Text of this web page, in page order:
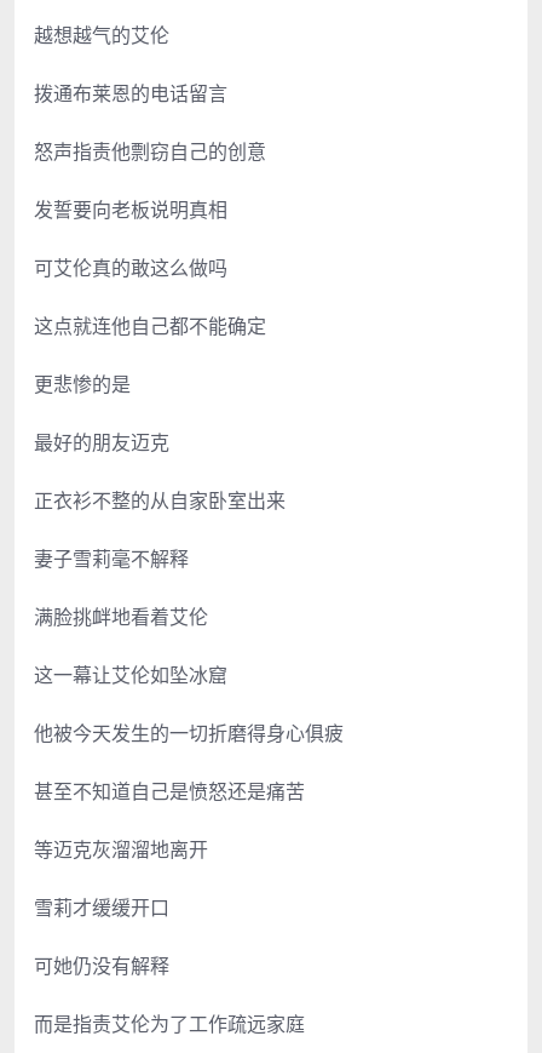
越想越气的艾伦
拨通布莱恩的电话留言
怒声指责他剽窃自己的创意
发誓要向老板说明真相
可艾伦真的敢这么做吗
这点就连他自己都不能确定
更悲惨的是
最好的朋友迈克
正衣衫不整的从自家卧室出来
妻子雪莉毫不解释
满脸挑衅地看着艾伦
这一幕让艾伦如坠冰窟
他被今天发生的一切折磨得身心俱疲
甚至不知道自己是愤怒还是痛苦
等迈克灰溜溜地离开
雪莉才缓缓开口
可她仍没有解释
而是指责艾伦为了工作疏远家庭